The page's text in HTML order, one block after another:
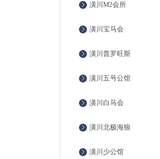
潢川M2会所
潢川宝马会
潢川普罗旺斯
潢川五号公馆
潢川白马会
潢川北极海狼
潢川少公馆